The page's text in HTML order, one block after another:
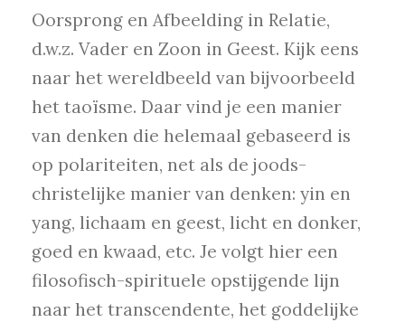
Oorsprong en Afbeelding in Relatie,
d.w.z. Vader en Zoon in Geest. Kijk eens
naar het wereldbeeld van bijvoorbeeld
het taoïsme. Daar vind je een manier
van denken die helemaal gebaseerd is
op polariteiten, net als de joods-
christelijke manier van denken: yin en
yang, lichaam en geest, licht en donker,
goed en kwaad, etc. Je volgt hier een
filosofisch-spirituele opstijgende lijn
naar het transcendente, het goddelijke